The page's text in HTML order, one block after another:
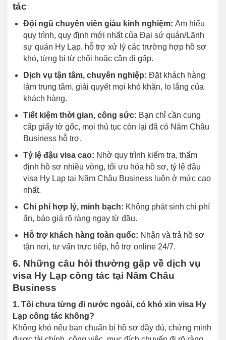
tác
Đội ngũ chuyên viên giàu kinh nghiệm: Am hiểu
quy trình, quy định mới nhất của Đại sứ quán/Lãnh
sự quán Hy Lạp, hỗ trợ xử lý các trường hợp hồ sơ
khó, từng bị từ chối hoặc cần đi gấp.
Dịch vụ tận tâm, chuyên nghiệp: Đặt khách hàng
làm trung tâm, giải quyết mọi khó khăn, lo lắng của
khách hàng.
Tiết kiệm thời gian, công sức: Bạn chỉ cần cung
cấp giấy tờ gốc, mọi thủ tục còn lại đã có Năm Châu
Business hỗ trợ.
Tỷ lệ đậu visa cao: Nhờ quy trình kiểm tra, thẩm
định hồ sơ nhiều vòng, tối ưu hóa hồ sơ, tỷ lệ đậu
visa Hy Lạp tại Năm Châu Business luôn ở mức cao
nhất.
Chi phí hợp lý, minh bạch: Không phát sinh chi phí
ẩn, báo giá rõ ràng ngay từ đầu.
Hỗ trợ khách hàng toàn quốc: Nhận và trả hồ sơ
tận nơi, tư vấn trực tiếp, hỗ trợ online 24/7.
6. Những câu hỏi thường gặp về dịch vụ
visa Hy Lạp công tác tại Năm Châu
Business
1. Tôi chưa từng đi nước ngoài, có khó xin visa Hy
Lạp công tác không?
Không khó nếu bạn chuẩn bị hồ sơ đầy đủ, chứng minh